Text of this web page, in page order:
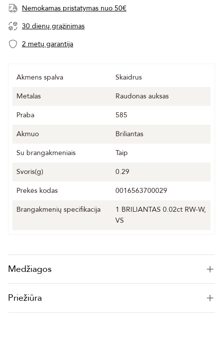
Nemokamas pristatymas nuo 50€
30 dienų grąžinimas
2 metų garantija
Akmens spalva
Skaidrus
Metalas
Raudonas auksas
Praba
585
Akmuo
Briliantas
Su brangakmeniais
Taip
Svoris(g)
0.29
Prekės kodas
0016563700029
Brangakmenių specifikacija
1 BRILIANTAS 0.02ct RW-W,
VS
Medžiagos
Priežiūra